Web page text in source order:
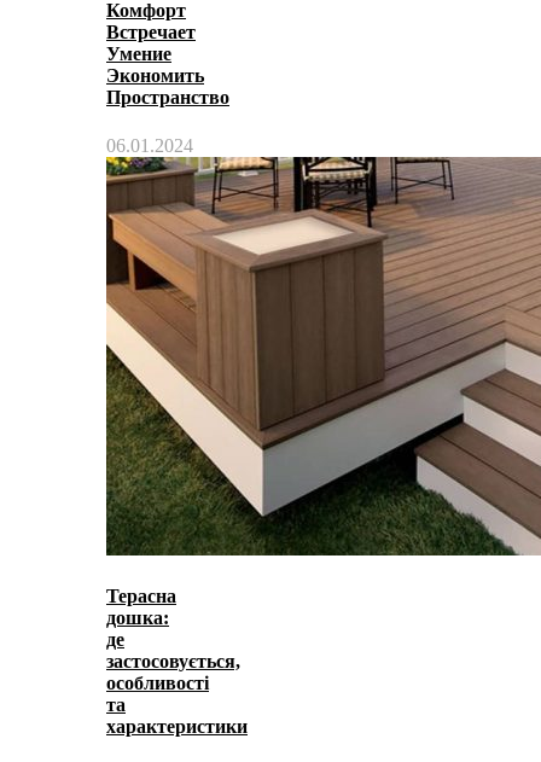
Комфорт
Встречает
Умение
Экономить
Пространство
06.01.2024
Терасна
дошка:
де
застосовується,
особливості
та
характеристики